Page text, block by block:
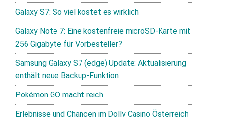
Galaxy S7: So viel kostet es wirklich
Galaxy Note 7: Eine kostenfreie microSD-Karte mit
256 Gigabyte für Vorbesteller?
Samsung Galaxy S7 (edge) Update: Aktualisierung
enthält neue Backup-Funktion
Pokémon GO macht reich
Erlebnisse und Chancen im Dolly Casino Österreich